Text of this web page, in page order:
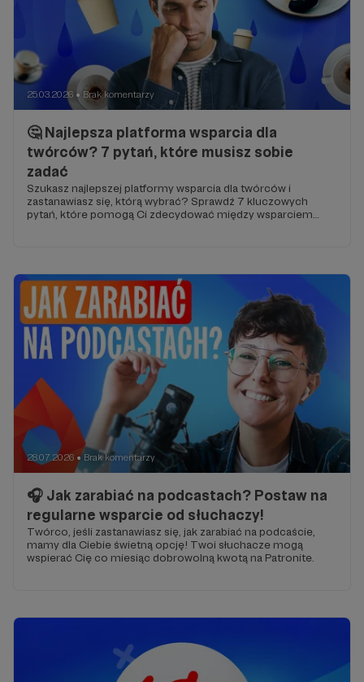
25.03.2026 ● Brak komentarzy
🤔 Najlepsza platforma wsparcia dla
twórców? 7 pytań, które musisz sobie
zadać
Szukasz najlepszej platformy wsparcia dla twórców i
zastanawiasz się, którą wybrać? Sprawdź 7 kluczowych
pytań, które pomogą Ci zdecydować między wsparciem
28.07.2026 ● Brak komentarzy
🎧 Jak zarabiać na podcastach? Postaw na
regularne wsparcie od słuchaczy!
Twórco, jeśli zastanawiasz się, jak zarabiać na podcaście,
mamy dla Ciebie świetną opcję! Twoi słuchacze mogą
wspierać Cię co miesiąc dobrowolną kwotą na Patronite.